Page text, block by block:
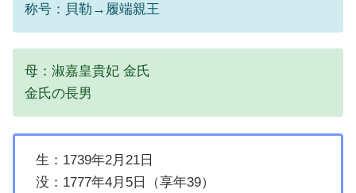
称号：貝勒→履端親王
母：淑嘉皇貴妃 金氏
金氏の長男
生：1739年2月21日
没：1777年4月5日（享年39）